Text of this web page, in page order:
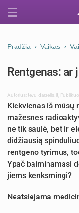
Pradžia Vaikas
Rentgenas: ar
Autorius:tevu-darzelis.lt
Kiekvienas iš mūsų
mažesnes
ne tik saulė, bet ir
didžiausią
rentgeno tyrimus,
Ypač baiminamasi
jiems kenksmingi?
Neatsiejama